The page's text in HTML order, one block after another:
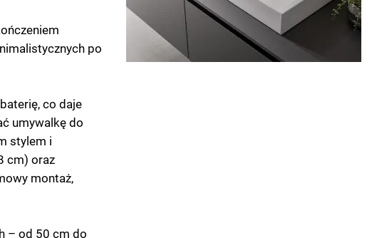
po
co daje
umywalkę do
stylem i
cm) oraz
montaż,
– od 50 cm do